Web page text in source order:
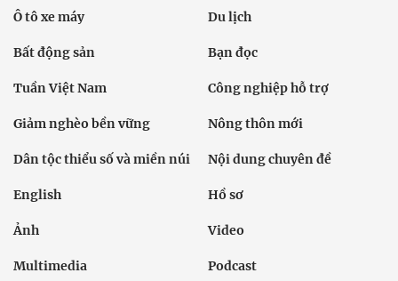
Ô tô xe máy Du lịch
Bất động sản Bạn đọc
Tuần Việt Nam Công nghiệp hỗ trợ
Giảm nghèo bền vững Nông thôn mới
Dân tộc thiểu số và miền núi Nội dung chuyên đề
English Hồ sơ
Ảnh Video
Multimedia Podcast